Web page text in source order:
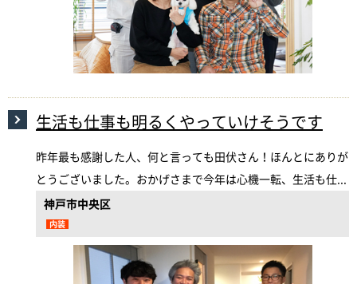
生活も仕事も明るくやっていけそうです
昨年最も感謝した人、何と言っても田伏さん！ほんとにありが
とうございました。おかげさまで今年は心機一転、生活も仕...
神戸市中央区
内装